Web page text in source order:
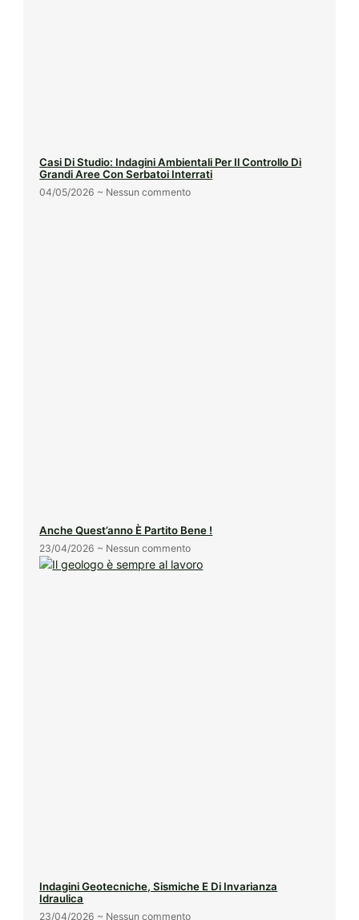
Casi Di Studio: Indagini Ambientali Per Il Controllo Di
Grandi Aree Con Serbatoi Interrati
04/05/2026 Nessun commento
Anche Quest’anno È Partito Bene !
23/04/2026 Nessun commento
Indagini Geotecniche, Sismiche E Di Invarianza
Idraulica
23/04/2026 Nessun commento